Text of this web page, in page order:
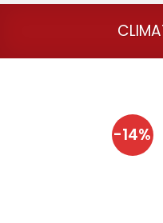
-14%